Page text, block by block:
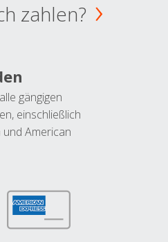
zahlen?
gängigen
einschließlich
American